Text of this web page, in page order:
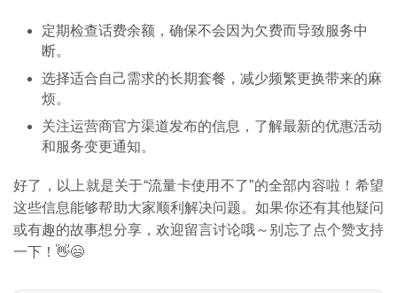
行
资
卡
推
荐
登录 注册
定期检查话费余额，确保不会因为欠费而导致服务中
断。
选择适合自己需求的长期套餐，减少频繁更换带来的麻
烦。
关注运营商官方渠道发布的信息，了解最新的优惠活动
和服务变更通知。
好了，以上就是关于“流量卡使用不了”的全部内容啦！希望
这些信息能够帮助大家顺利解决问题。如果你还有其他疑问
或有趣的故事想分享，欢迎留言讨论哦～别忘了点个赞支持
一下！👋😄